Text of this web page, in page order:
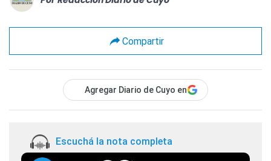
Compartir
Agregar Diario de Cuyo en
Escuchá la nota completa